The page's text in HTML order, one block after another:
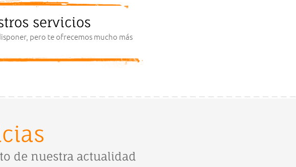
servicios
pero te ofrecemos mucho más
de nuestra actualidad